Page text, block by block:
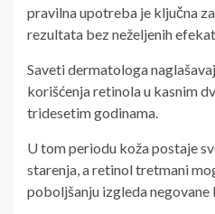
pravilna upotreba je ključna
rezultata bez neželjenih
Saveti dermatologa
korišćenja retinola u kasnim
tridesetim godinama.
U tom periodu koža postaje
starenja, a retinol tretmani
poboljšanju izgleda negovane